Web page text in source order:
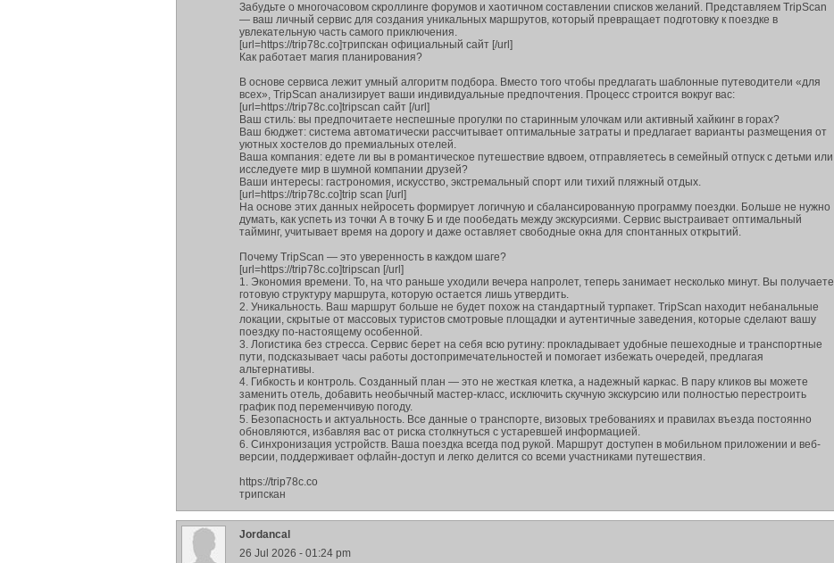
Забудьте о многочасовом скроллинге форумов и хаотичном составлении списков желаний. Представляем TripScan
— ваш личный сервис для создания уникальных маршрутов, который превращает подготовку к поездке в
увлекательную часть самого приключения.
[url=https://trip78c.co]трипскан официальный сайт [/url]
Как работает магия планирования?
В основе сервиса лежит умный алгоритм подбора. Вместо того чтобы предлагать шаблонные путеводители «для
всех», TripScan анализирует ваши индивидуальные предпочтения. Процесс строится вокруг вас:
[url=https://trip78c.co]tripscan сайт [/url]
Ваш стиль: вы предпочитаете неспешные прогулки по старинным улочкам или активный хайкинг в горах?
Ваш бюджет: система автоматически рассчитывает оптимальные затраты и предлагает варианты размещения от
уютных хостелов до премиальных отелей.
Ваша компания: едете ли вы в романтическое путешествие вдвоем, отправляетесь в семейный отпуск с детьми или
исследуете мир в шумной компании друзей?
Ваши интересы: гастрономия, искусство, экстремальный спорт или тихий пляжный отдых.
[url=https://trip78c.co]trip scan [/url]
На основе этих данных нейросеть формирует логичную и сбалансированную программу поездки. Больше не нужно
думать, как успеть из точки А в точку Б и где пообедать между экскурсиями. Сервис выстраивает оптимальный
тайминг, учитывает время на дорогу и даже оставляет свободные окна для спонтанных открытий.
Почему TripScan — это уверенность в каждом шаге?
[url=https://trip78c.co]tripscan [/url]
1. Экономия времени. То, на что раньше уходили вечера напролет, теперь занимает несколько минут. Вы получаете
готовую структуру маршрута, которую остается лишь утвердить.
2. Уникальность. Ваш маршрут больше не будет похож на стандартный турпакет. TripScan находит небанальные
локации, скрытые от массовых туристов смотровые площадки и аутентичные заведения, которые сделают вашу
поездку по-настоящему особенной.
3. Логистика без стресса. Сервис берет на себя всю рутину: прокладывает удобные пешеходные и транспортные
пути, подсказывает часы работы достопримечательностей и помогает избежать очередей, предлагая
альтернативы.
4. Гибкость и контроль. Созданный план — это не жесткая клетка, а надежный каркас. В пару кликов вы можете
заменить отель, добавить необычный мастер-класс, исключить скучную экскурсию или полностью перестроить
график под переменчивую погоду.
5. Безопасность и актуальность. Все данные о транспорте, визовых требованиях и правилах въезда постоянно
обновляются, избавляя вас от риска столкнуться с устаревшей информацией.
6. Синхронизация устройств. Ваша поездка всегда под рукой. Маршрут доступен в мобильном приложении и веб-
версии, поддерживает офлайн-доступ и легко делится со всеми участниками путешествия.
https://trip78c.co
трипскан
Jordancal
26 Jul 2026 - 01:24 pm